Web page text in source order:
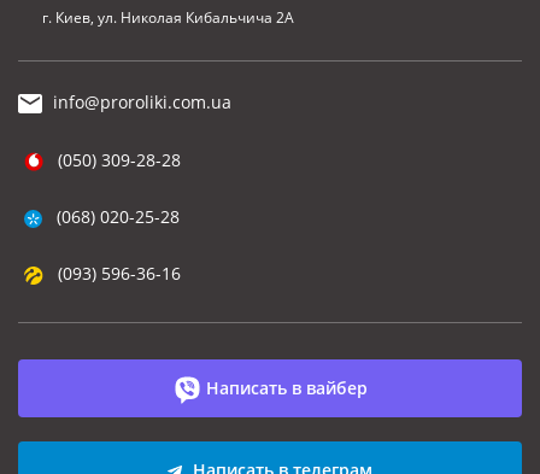
г. Киев, ул. Николая Кибальчича 2А
info@proroliki.com.ua
(050) 309-28-28
(068) 020-25-28
(093) 596-36-16
Написать в вайбер